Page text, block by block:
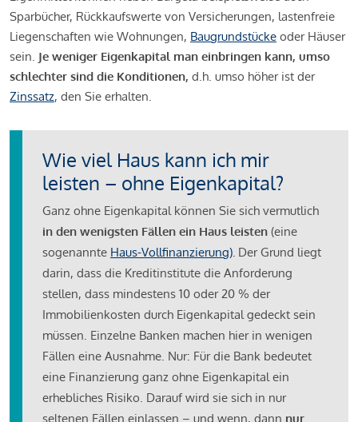
Sparbücher, Rückkaufswerte von Versicherungen, lastenfreie
Liegenschaften wie Wohnungen, Baugrundstücke oder Häuser
sein. Je weniger Eigenkapital man einbringen kann, umso
schlechter sind die Konditionen, d.h. umso höher ist der
Zinssatz, den Sie erhalten.
Wie viel Haus kann ich mir
leisten – ohne Eigenkapital?
Ganz ohne Eigenkapital können Sie sich vermutlich
in den wenigsten Fällen ein Haus leisten (eine
sogenannte Haus-Vollfinanzierung). Der Grund liegt
darin, dass die Kreditinstitute die Anforderung
stellen, dass mindestens 10 oder 20 % der
Immobilienkosten durch Eigenkapital gedeckt sein
müssen. Einzelne Banken machen hier in wenigen
Fällen eine Ausnahme. Nur: Für die Bank bedeutet
eine Finanzierung ganz ohne Eigenkapital ein
erhebliches Risiko. Darauf wird sie sich in nur
seltenen Fällen einlassen – und wenn, dann nur